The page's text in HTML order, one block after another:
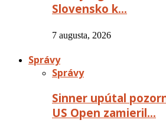
Slovensko k…
7 augusta, 2026
Správy
Správy
Sinner upútal
US Open zamieril…